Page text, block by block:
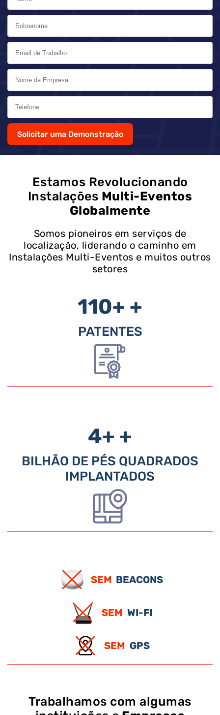
Solicitar uma Demonstração
Estamos Revolucionando
Instalações Multi-Eventos
Globalmente
Somos pioneiros em serviços de
localização, liderando o caminho em
Instalações Multi-Eventos e muitos outros
setores
110+ +
PATENTES
4+ +
BILHÃO DE PÉS QUADRADOS
IMPLANTADOS
SEM BEACONS
SEM WI-FI
SEM GPS
Trabalhamos com algumas